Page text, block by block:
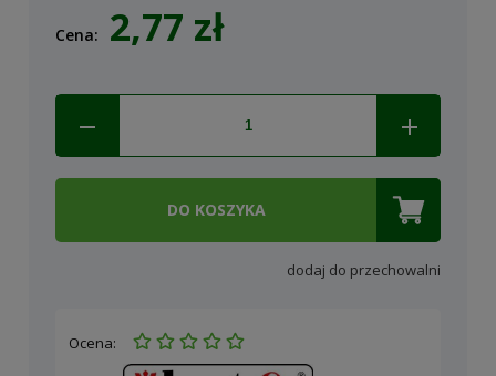
Cena: 2,77 zł
DO KOSZYKA
dodaj do przechowalni
Ocena: